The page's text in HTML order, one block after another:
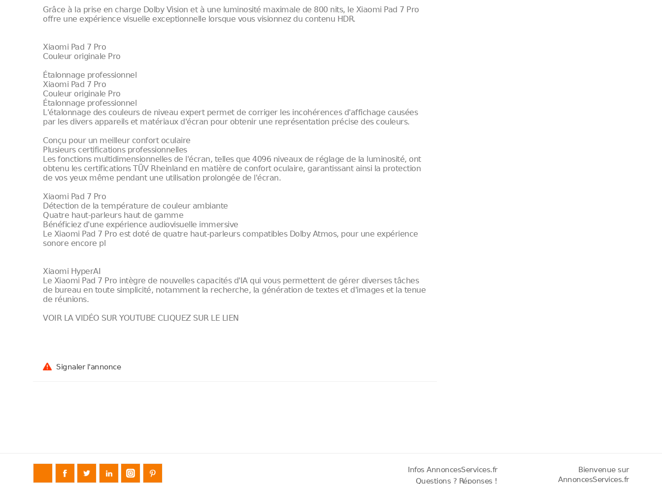
Grâce à la prise en charge Dolby Vision et à une luminosité maximale de 800 nits, le Xiaomi Pad 7 Pro
offre une expérience visuelle exceptionnelle lorsque vous visionnez du contenu HDR.
Xiaomi Pad 7 Pro
Couleur originale Pro
Étalonnage professionnel
Xiaomi Pad 7 Pro
Couleur originale Pro
Étalonnage professionnel
L'étalonnage des couleurs de niveau expert permet de corriger les incohérences d'affichage causées
par les divers appareils et matériaux d'écran pour obtenir une représentation précise des couleurs.
Conçu pour un meilleur confort oculaire
Plusieurs certifications professionnelles
Les fonctions multidimensionnelles de l'écran, telles que 4096 niveaux de réglage de la luminosité, ont
obtenu les certifications TÜV Rheinland en matière de confort oculaire, garantissant ainsi la protection
de vos yeux même pendant une utilisation prolongée de l'écran.
Xiaomi Pad 7 Pro
Détection de la température de couleur ambiante
Quatre haut-parleurs haut de gamme
Bénéficiez d'une expérience audiovisuelle immersive
Le Xiaomi Pad 7 Pro est doté de quatre haut-parleurs compatibles Dolby Atmos, pour une expérience
sonore encore pl
Xiaomi HyperAI
Le Xiaomi Pad 7 Pro intègre de nouvelles capacités d'IA qui vous permettent de gérer diverses tâches
de bureau en toute simplicité, notamment la recherche, la génération de textes et d'images et la tenue
de réunions.
VOIR LA VIDÉO SUR YOUTUBE CLIQUEZ SUR LE LIEN
Signaler l'annonce
Infos AnnoncesServices.fr
Questions ? Réponses !
Bienvenue sur
AnnoncesServices.fr